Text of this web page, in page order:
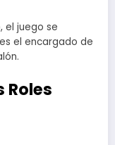
el juego se
el encargado de
Roles